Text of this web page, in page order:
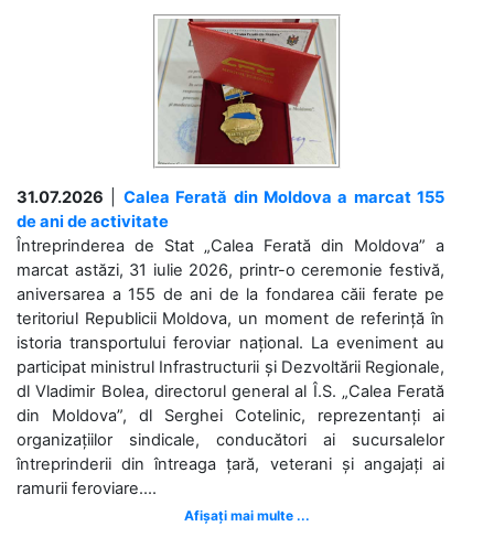
31.07.2026
Calea Ferată din Moldova a marcat 155
de ani de activitate
Întreprinderea de Stat „Calea Ferată din Moldova” a
marcat astăzi, 31 iulie 2026, printr-o ceremonie festivă,
aniversarea a 155 de ani de la fondarea căii ferate pe
teritoriul Republicii Moldova, un moment de referință în
istoria transportului feroviar național. La eveniment au
participat ministrul Infrastructurii și Dezvoltării Regionale,
dl Vladimir Bolea, directorul general al Î.S. „Calea Ferată
din Moldova”, dl Serghei Cotelinic, reprezentanți ai
organizațiilor sindicale, conducători ai sucursalelor
întreprinderii din întreaga țară, veterani și angajați ai
ramurii feroviare....
Afișați mai multe ...